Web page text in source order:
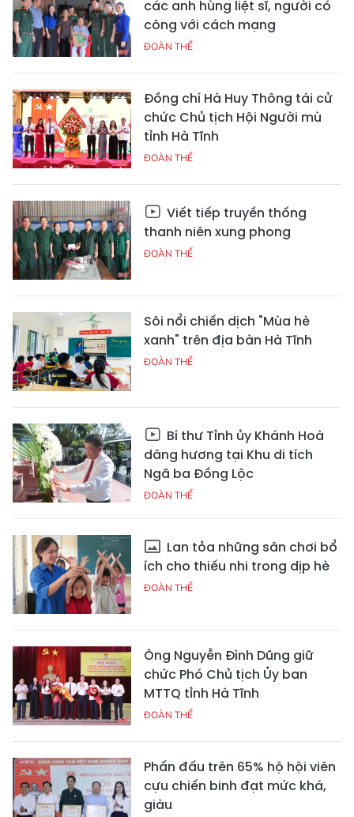
các anh hùng liệt sĩ, người có
công với cách mạng
ĐOÀN THỂ
Đồng chí Hà Huy Thông tái cử
chức Chủ tịch Hội Người mù
tỉnh Hà Tĩnh
ĐOÀN THỂ
Viết tiếp truyền thống
thanh niên xung phong
ĐOÀN THỂ
Sôi nổi chiến dịch "Mùa hè
xanh" trên địa bàn Hà Tĩnh
ĐOÀN THỂ
Bí thư Tỉnh ủy Khánh Hoà
dâng hương tại Khu di tích
Ngã ba Đồng Lộc
ĐOÀN THỂ
Lan tỏa những sân chơi bổ
ích cho thiếu nhi trong dịp hè
ĐOÀN THỂ
Ông Nguyễn Đình Dũng giữ
chức Phó Chủ tịch Ủy ban
MTTQ tỉnh Hà Tĩnh
ĐOÀN THỂ
Phấn đấu trên 65% hộ hội viên
cựu chiến binh đạt mức khá,
giàu